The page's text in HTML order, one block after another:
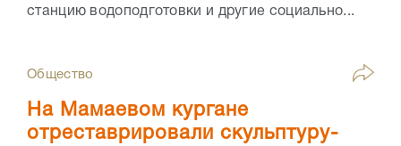
станцию водоподготовки и другие социально...
Общество
На Мамаевом кургане
отреставрировали скульптуру-